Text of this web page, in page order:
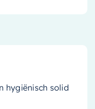
hygiënisch solid